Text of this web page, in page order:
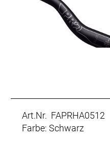
Art.Nr. FAPRHA0512
Farbe: Schwarz